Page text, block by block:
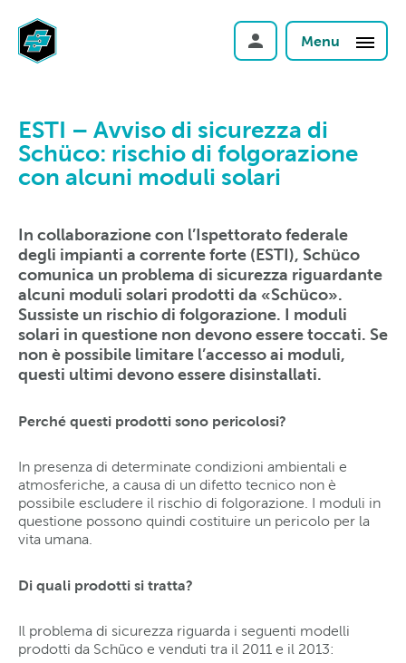
Menu
ESTI – Avviso di sicurezza di
Schüco: rischio di folgorazione
con alcuni moduli solari
In collaborazione con l’Ispettorato federale
degli impianti a corrente forte (ESTI), Schüco
comunica un problema di sicurezza riguardante
alcuni moduli solari prodotti da «Schüco».
Sussiste un rischio di folgorazione. I moduli
solari in questione non devono essere toccati. Se
non è possibile limitare l’accesso ai moduli,
questi ultimi devono essere disinstallati.
Perché questi prodotti sono pericolosi?
In presenza di determinate condizioni ambientali e
atmosferiche, a causa di un difetto tecnico non è
possibile escludere il rischio di folgorazione. I moduli in
questione possono quindi costituire un pericolo per la
vita umana.
Di quali prodotti si tratta?
Il problema di sicurezza riguarda i seguenti modelli
prodotti da Schüco e venduti tra il 2011 e il 2013: